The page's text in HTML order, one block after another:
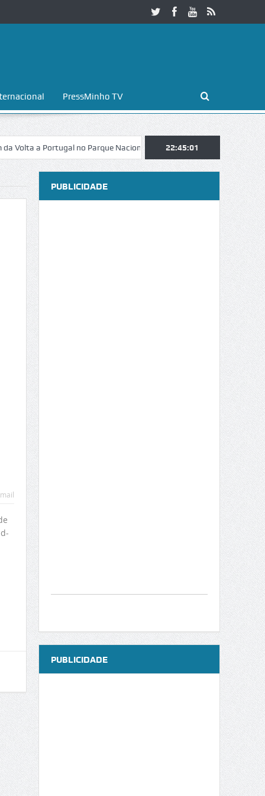
PressMinho TV
no Parque Nacional da Peneda-Gerês Esposende.
22:45:02
PUBLICIDADE
PUBLICIDADE